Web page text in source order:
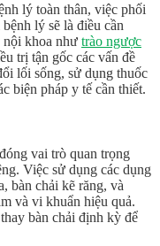
lý toàn thân, việc phối
lý sẽ là điều cần
nội khoa như trào ngược
trị tận gốc các vấn đề
lối sống, sử dụng thuốc
biện pháp y tế cần thiết.
vai trò quan trọng
Việc sử dụng các dụng
bàn chải kẽ răng, và
và vi khuẩn hiệu quả.
bàn chải định kỳ để